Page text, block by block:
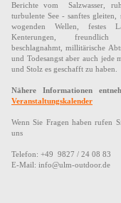
Berichte vom Salzwasser,
turbulente See - sanftes
wogenden Wellen, festes
Kenterungen,
beschlagnahmt, millitärische
und Todesangst aber auch jede
und Stolz es geschafft zu haben.
Nähere Informationen
Veranstaltungskalender
Wenn Sie Fragen haben rufen
uns
Telefon: +49 9827 / 24 08 83
E-Mail: info@ulm-outdoor.de